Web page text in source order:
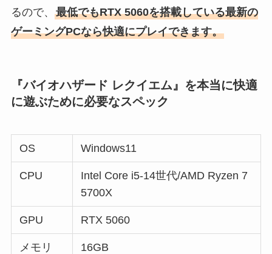
るので、 最低でもRTX 5060を搭載している最新の
ゲーミングPCなら快適にプレイできます。
『バイオハザード レクイエム』を本当に快適
に遊ぶために必要なスペック
OS Windows11
CPU
Intel Core i5-14世代/AMD Ryzen 7
5700X
GPU RTX 5060
メモリ 16GB